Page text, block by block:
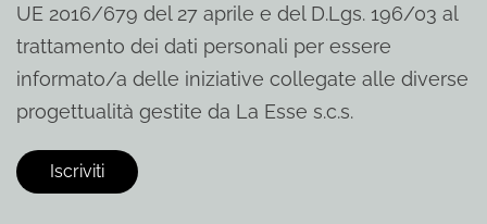
UE 2016/679 del 27 aprile e del D.Lgs. 196/03 al
trattamento dei dati personali per essere
informato/a delle iniziative collegate alle diverse
progettualità gestite da La Esse s.c.s.